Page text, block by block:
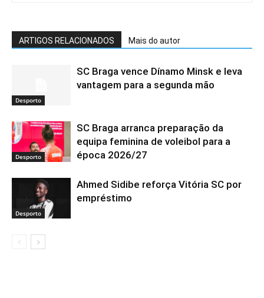
ARTIGOS RELACIONADOS Mais do autor
Desporto
SC Braga vence Dínamo Minsk e leva
vantagem para a segunda mão
Desporto
SC Braga arranca preparação da
equipa feminina de voleibol para a
época 2026/27
Desporto
Ahmed Sidibe reforça Vitória SC por
empréstimo